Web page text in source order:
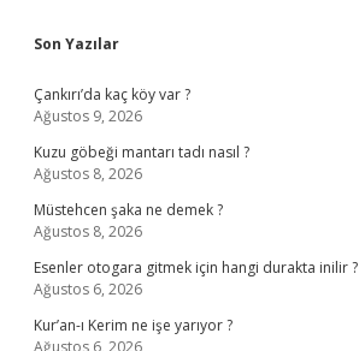
Sidebar
Son Yazılar
Çankırı’da kaç köy var ?
Ağustos 9, 2026
Kuzu göbeği mantarı tadı nasıl ?
Ağustos 8, 2026
Müstehcen şaka ne demek ?
Ağustos 8, 2026
Esenler otogara gitmek için hangi durakta inilir ?
Ağustos 6, 2026
Kur’an-ı Kerim ne işe yarıyor ?
Ağustos 6, 2026